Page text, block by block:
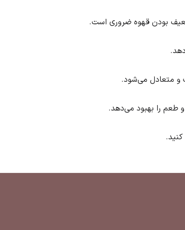
بودن قهوه ضروری است.
و متعادل می‌شود.
طعم را بهبود می‌دهد.